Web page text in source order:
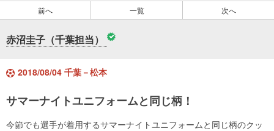
前へ 一覧 次へ
赤沼圭子（千葉担当）
2018/08/04 千葉－松本
サマーナイトユニフォームと同じ柄！
今節でも選手が着用するサマーナイトユニフォームと同じ柄のクッ